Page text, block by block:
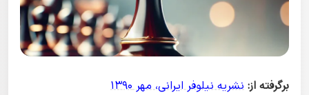
برگرفته از: نشریه نیلوفر ایرانی، مهر ۱۳۹۰